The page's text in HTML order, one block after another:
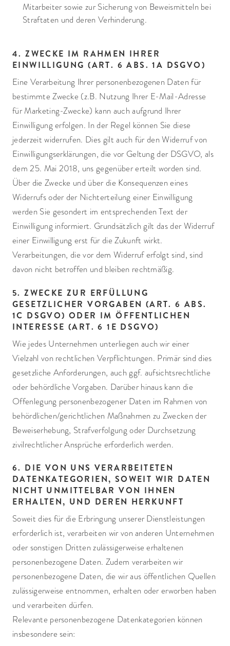
Mitarbeiter sowie zur Sicherung von Beweismitteln bei
Straftaten und deren Verhinderung.
4. ZWECKE IM RAHMEN IHRER
EINWILLIGUNG (ART. 6 ABS. 1A DSGVO)
Eine Verarbeitung Ihrer personenbezogenen Daten für
bestimmte Zwecke (z.B. Nutzung Ihrer E-Mail-Adresse
für Marketing-Zwecke) kann auch aufgrund Ihrer
Einwilligung erfolgen. In der Regel können Sie diese
jederzeit widerrufen. Dies gilt auch für den Widerruf von
Einwilligungserklärungen, die vor Geltung der DSGVO, als
dem 25. Mai 2018, uns gegenüber erteilt worden sind.
Über die Zwecke und über die Konsequenzen eines
Widerrufs oder der Nichterteilung einer Einwilligung
werden Sie gesondert im entsprechenden Text der
Einwilligung informiert. Grundsätzlich gilt das der Widerruf
einer Einwilligung erst für die Zukunft wirkt.
Verarbeitungen, die vor dem Widerruf erfolgt sind, sind
davon nicht betroffen und bleiben rechtmäßig.
5. ZWECKE ZUR ERFÜLLUNG
GESETZLICHER VORGABEN (ART. 6 ABS.
1C DSGVO) ODER IM ÖFFENTLICHEN
INTERESSE (ART. 6 1E DSGVO)
Wie jedes Unternehmen unterliegen auch wir einer
Vielzahl von rechtlichen Verpflichtungen. Primär sind dies
gesetzliche Anforderungen, auch ggf. aufsichtsrechtliche
oder behördliche Vorgaben. Darüber hinaus kann die
Offenlegung personenbezogener Daten im Rahmen von
behördlichen/gerichtlichen Maßnahmen zu Zwecken der
Beweiserhebung, Strafverfolgung oder Durchsetzung
zivilrechtlicher Ansprüche erforderlich werden.
6. DIE VON UNS VERARBEITETEN
DATENKATEGORIEN, SOWEIT WIR DATEN
NICHT UNMITTELBAR VON IHNEN
ERHALTEN, UND DEREN HERKUNFT
Soweit dies für die Erbringung unserer Dienstleistungen
erforderlich ist, verarbeiten wir von anderen Unternehmen
oder sonstigen Dritten zulässigerweise erhaltenen
personenbezogene Daten. Zudem verarbeiten wir
personenbezogene Daten, die wir aus öffentlichen Quellen
zulässigerweise entnommen, erhalten oder erworben haben
und verarbeiten dürfen.
Relevante personenbezogene Datenkategorien können
insbesondere sein: